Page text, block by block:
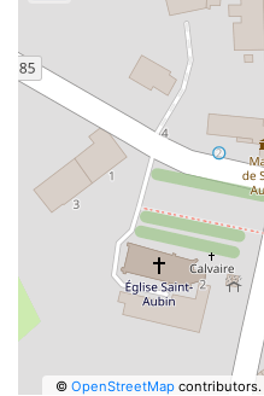
© OpenStreetMapcontributors.